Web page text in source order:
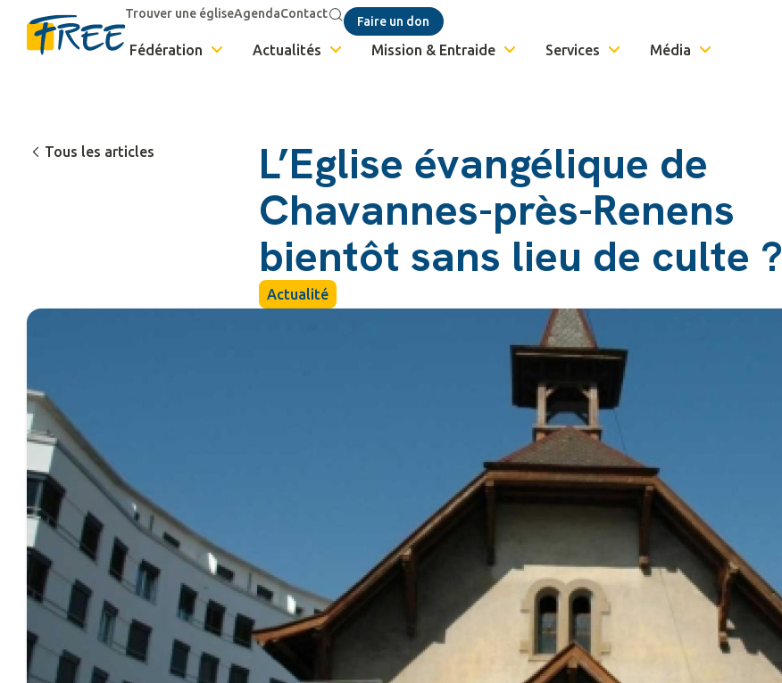
Trouver une égliseAgendaContact
Faire un don
Fédération Actualités Mission & Entraide Services Média
Tous les articles
L’Eglise évangélique de
Chavannes-près-Renens
bientôt sans lieu de culte ?
Actualité